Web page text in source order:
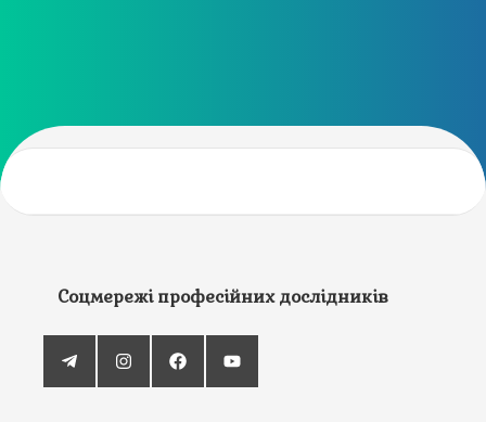
Соцмережі професійних дослідників